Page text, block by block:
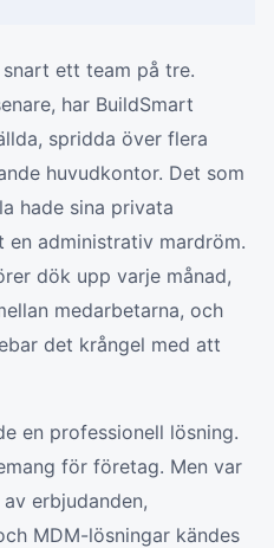
ett team på tre.
har BuildSmart
spridda över flera
huvudkontor. Det som
hade sina privata
en administrativ mardröm.
dök upp varje månad,
medarbetarna, och
det krångel med att
en professionell lösning.
för företag. Men var
erbjudanden,
MDM-lösningar kändes